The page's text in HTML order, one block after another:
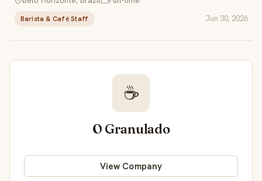
Barista & Café Staff Jun 30, 2026
☕
O Granulado
View Company